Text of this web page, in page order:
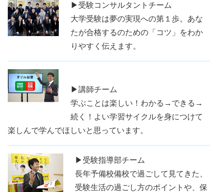
▶受験コンサルタントチーム
大学受験は夢の実現への第１歩。あな
たが合格するのための「コツ」をわか
りやすく伝えます。
▶講師チーム
学ぶことは楽しい！わかる→できる→
続く！よい学習サイクルを身につけて
楽しんで学んでほしいと思っています。
▶受験指導部チーム
長年予備校備校で過ごして見てきた、
受験生活の過ごし方のポイントや、保